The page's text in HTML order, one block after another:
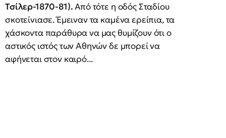
Τσίλερ-1870-81).Από τότε η οδός Σταδίου
σκοτείνιασε. Έμειναν τα καμένα ερείπια, τα
χάσκοντα παράθυρα να μας θυμίζουν ότι ο
αστικός ιστός των Αθηνών δε μπορεί να
αφήνεται στον καιρό...